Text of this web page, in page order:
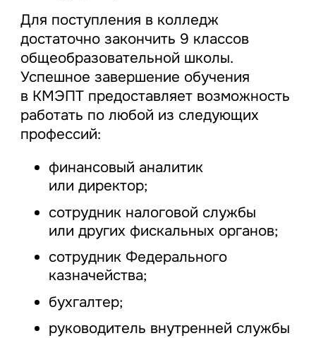
Для поступления в колледж
достаточно закончить 9 классов
общеобразовательной школы.
Успешное завершение обучения
в КМЭПТ предоставляет возможность
работать по любой из следующих
профессий:
финансовый аналитик
или директор;
сотрудник налоговой службы
или других фискальных органов;
сотрудник Федерального
казначейства;
бухгалтер;
руководитель внутренней службы